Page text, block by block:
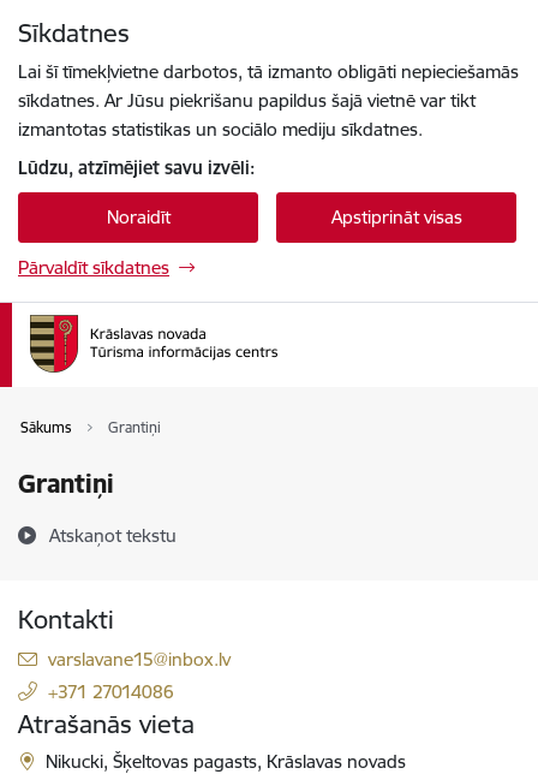
Sīkdatnes
Lai šī tīmekļvietne darbotos, tā izmanto obligāti nepieciešamās
sīkdatnes. Ar Jūsu piekrišanu papildus šajā vietnē var tikt
izmantotas statistikas un sociālo mediju sīkdatnes.
Lūdzu, atzīmējiet savu izvēli:
Noraidīt Apstiprināt visas
Pārvaldīt sīkdatnes
Sākums Grantiņi
Grantiņi
Atskaņot tekstu
Kontakti
E-pasts:
varslavane15@inbox.lv
+371 27014086
Atrašanās vieta
Nikucki, Šķeltovas pagasts, Krāslavas novads